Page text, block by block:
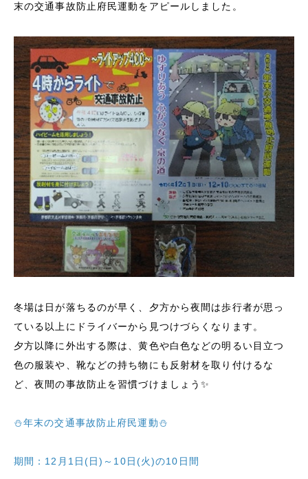
末の交通事故防止府民運動をアピールしました。
冬場は日が落ちるのが早く、夕方から夜間は歩行者が思っ
ている以上にドライバーから見つけづらくなります。
夕方以降に外出する際は、黄色や白色などの明るい目立つ
色の服装や、靴などの持ち物にも反射材を取り付けるな
ど、夜間の事故防止を習慣づけましょう✨
⛄年末の交通事故防止府民運動⛄
期間：12月1日(日)～10日(火)の10日間